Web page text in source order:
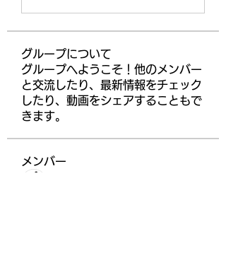
グループについて
グループへようこそ！他のメンバー
と交流したり、最新情報をチェック
したり、動画をシェアすることもで
きます。
メンバー